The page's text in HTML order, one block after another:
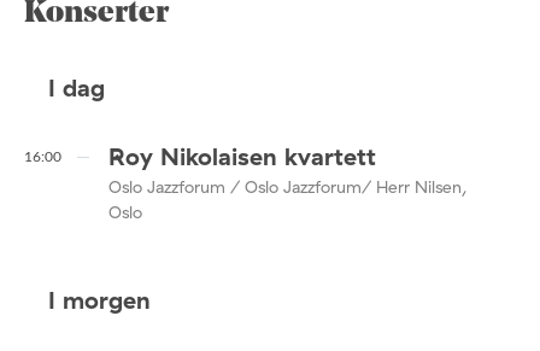
Konserter
I dag
16:00 Roy Nikolaisen kvartett
Oslo Jazzforum / Oslo Jazzforum/ Herr Nilsen,
Oslo
I morgen